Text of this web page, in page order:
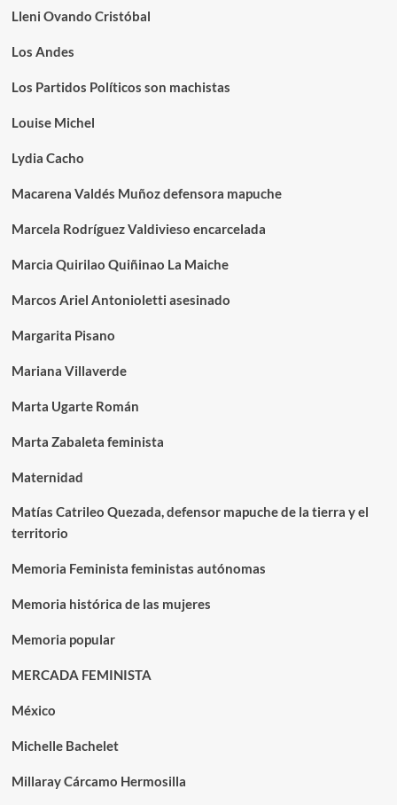
Lleni Ovando Cristóbal
Los Andes
Los Partidos Políticos son machistas
Louise Michel
Lydia Cacho
Macarena Valdés Muñoz defensora mapuche
Marcela Rodríguez Valdivieso encarcelada
Marcia Quirilao Quiñinao La Maiche
Marcos Ariel Antonioletti asesinado
Margarita Pisano
Mariana Villaverde
Marta Ugarte Román
Marta Zabaleta feminista
Maternidad
Matías Catrileo Quezada, defensor mapuche de la tierra y el
territorio
Memoria Feminista feministas autónomas
Memoria histórica de las mujeres
Memoria popular
MERCADA FEMINISTA
México
Michelle Bachelet
Millaray Cárcamo Hermosilla